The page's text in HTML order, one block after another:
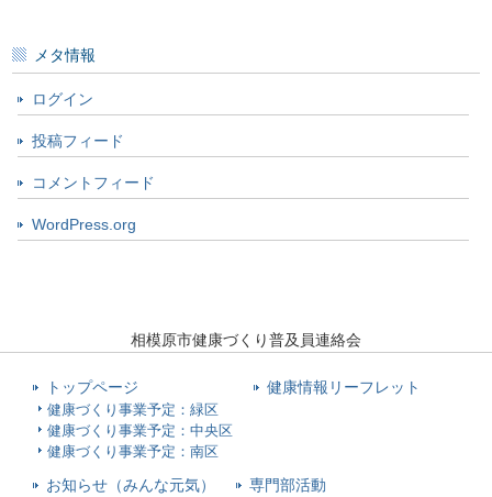
メタ情報
ログイン
投稿フィード
コメントフィード
WordPress.org
相模原市健康づくり普及員連絡会
トップページ
健康づくり事業予定：緑区
健康づくり事業予定：中央区
健康づくり事業予定：南区
健康情報リーフレット
お知らせ（みんな元気） 専門部活動